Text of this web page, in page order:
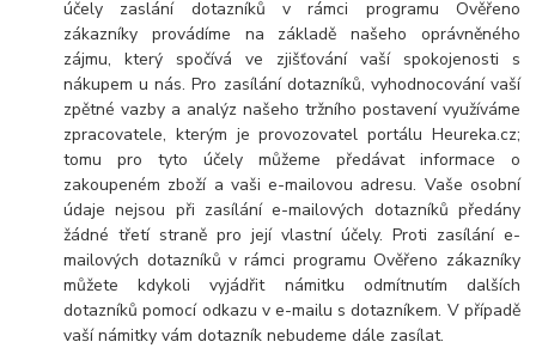
účely zaslání dotazníků v rámci programu Ověřeno
zákazníky provádíme na základě našeho oprávněného
zájmu, který spočívá ve zjišťování vaší spokojenosti s
nákupem u nás. Pro zasílání dotazníků, vyhodnocování vaší
zpětné vazby a analýz našeho tržního postavení využíváme
zpracovatele, kterým je provozovatel portálu Heureka.cz;
tomu pro tyto účely můžeme předávat informace o
zakoupeném zboží a vaši e-mailovou adresu. Vaše osobní
údaje nejsou při zasílání e-mailových dotazníků předány
žádné třetí straně pro její vlastní účely. Proti zasílání e-
mailových dotazníků v rámci programu Ověřeno zákazníky
můžete kdykoli vyjádřit námitku odmítnutím dalších
dotazníků pomocí odkazu v e-mailu s dotazníkem. V případě
vaší námitky vám dotazník nebudeme dále zasílat.